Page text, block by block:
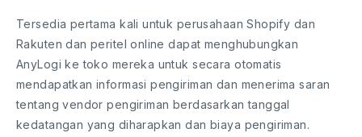
Tersedia pertama kali untuk perusahaan Shopify dan
Rakuten dan peritel online dapat menghubungkan
AnyLogi ke toko mereka untuk secara otomatis
mendapatkan informasi pengiriman dan menerima saran
tentang vendor pengiriman berdasarkan tanggal
kedatangan yang diharapkan dan biaya pengiriman.